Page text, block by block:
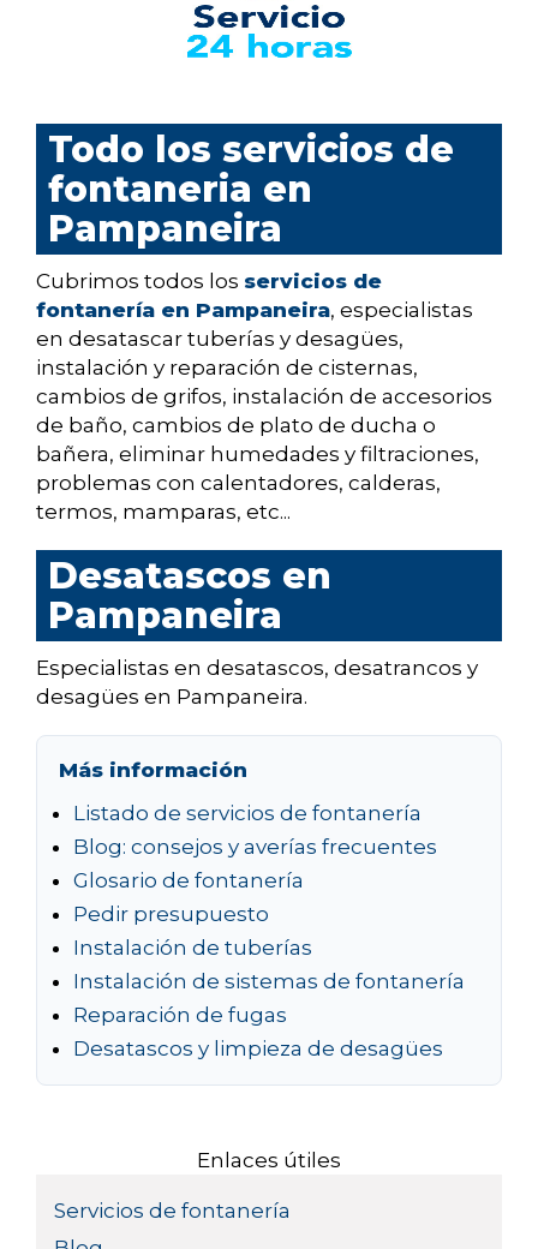
Todo los servicios de
fontaneria en
Pampaneira
Cubrimos todos los servicios de
fontanería en Pampaneira, especialistas
en desatascar tuberías y desagües,
instalación y reparación de cisternas,
cambios de grifos, instalación de accesorios
de baño, cambios de plato de ducha o
bañera, eliminar humedades y filtraciones,
problemas con calentadores, calderas,
termos, mamparas, etc...
Desatascos en
Pampaneira
Especialistas en desatascos, desatrancos y
desagües en Pampaneira.
Más información
Listado de servicios de fontanería
Blog: consejos y averías frecuentes
Glosario de fontanería
Pedir presupuesto
Instalación de tuberías
Instalación de sistemas de fontanería
Reparación de fugas
Desatascos y limpieza de desagües
Enlaces útiles
Servicios de fontanería